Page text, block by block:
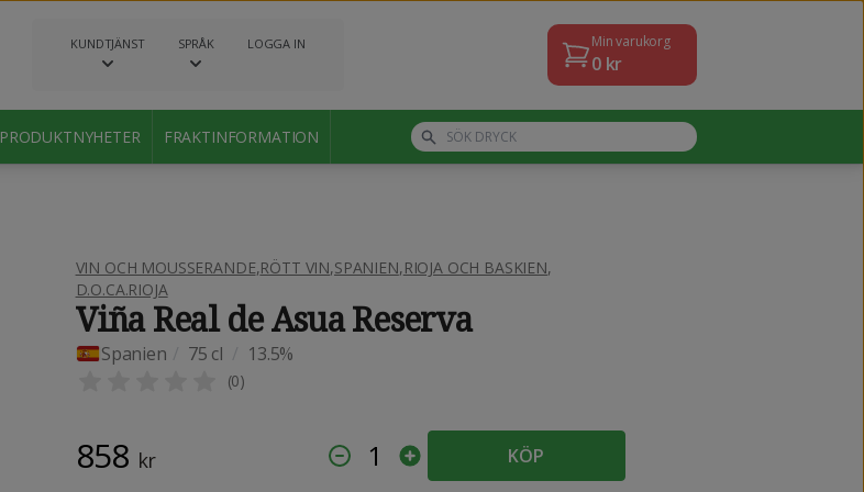
KUNDTJÄNST SPRÅK LOGGA IN Min varukorg
0kr
PRODUKTNYHETER FRAKTINFORMATION
VIN OCH MOUSSERANDE,RÖTT VIN,SPANIEN,RIOJA OCH BASKIEN,
D.O.CA.RIOJA
Viña Real de Asua Reserva
Spanien 75 cl 13.5%
(0)
858 kr 1 KÖP